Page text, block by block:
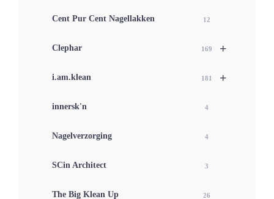
Cent Pur Cent Nagellakken 12
+
Clephar 169
+
i.am.klean 181
innersk'n 4
Nagelverzorging 4
SCin Architect 3
The Big Klean Up 26